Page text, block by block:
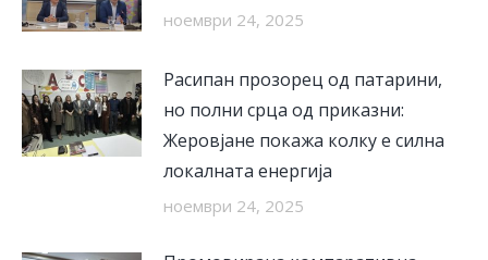
ноември 24, 2025
Расипан прозорец од патарини,
но полни срца од приказни:
Жеровјане покажа колку е силна
локалната енергија
ноември 24, 2025